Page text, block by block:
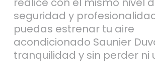
seguridad y
puedas estrenar tu aire
acondicionado Saunier
tranquilidad y sin perder ni